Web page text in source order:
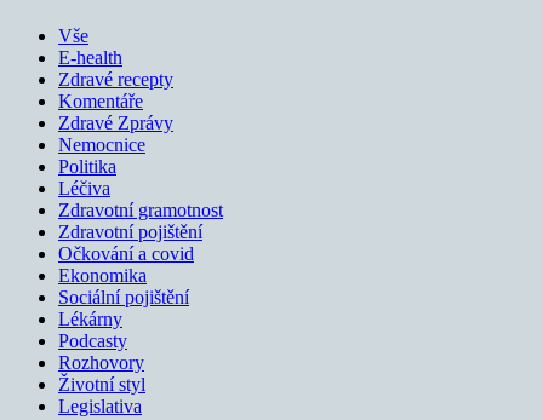
Vše
E-health
Zdravé recepty
Komentáře
Zdravé Zprávy
Nemocnice
Politika
Léčiva
Zdravotní gramotnost
Zdravotní pojištění
Očkování a covid
Ekonomika
Sociální pojištění
Lékárny
Podcasty
Rozhovory
Životní styl
Legislativa